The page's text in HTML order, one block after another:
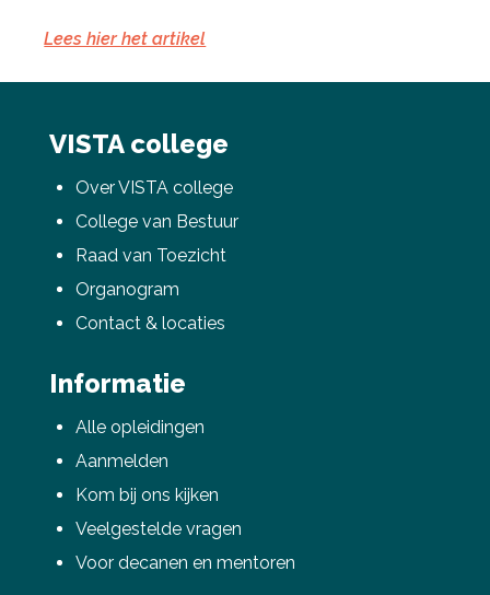
Lees hier het artikel
VISTA college
Over VISTA college
College van Bestuur
Raad van Toezicht
Organogram
Contact & locaties
Informatie
Alle opleidingen
Aanmelden
Kom bij ons kijken
Veelgestelde vragen
Voor decanen en mentoren